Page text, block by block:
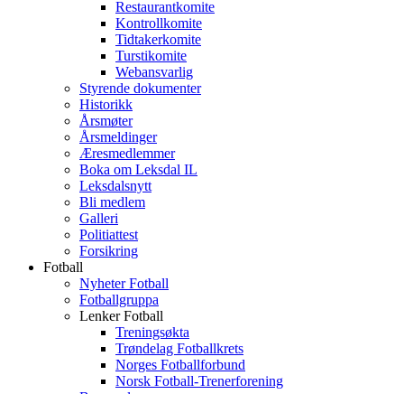
Restaurantkomite
Kontrollkomite
Tidtakerkomite
Turstikomite
Webansvarlig
Styrende dokumenter
Historikk
Årsmøter
Årsmeldinger
Æresmedlemmer
Boka om Leksdal IL
Leksdalsnytt
Bli medlem
Galleri
Politiattest
Forsikring
Fotball
Nyheter Fotball
Fotballgruppa
Lenker Fotball
Treningsøkta
Trøndelag Fotballkrets
Norges Fotballforbund
Norsk Fotball-Trenerforening